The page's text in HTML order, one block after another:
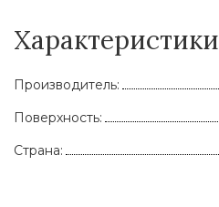
Характеристики
Производитель:
Поверхность:
Страна: